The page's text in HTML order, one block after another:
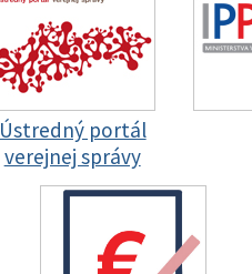
Ústredný portál
verejnej správy